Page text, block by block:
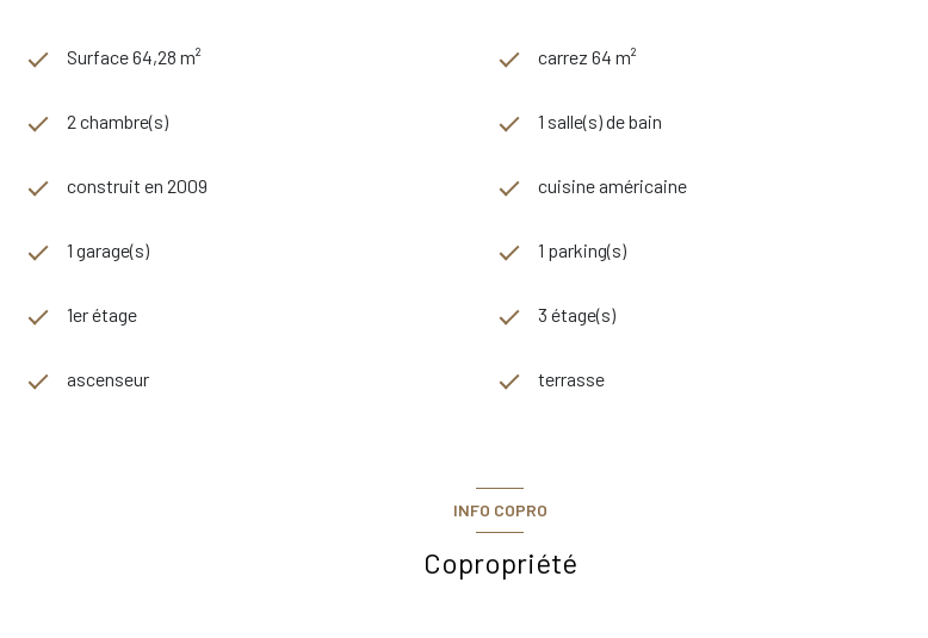
Consommation énergie finale : 79 kWh/m²/an
Prix du bien :179 000 € (honoraires à la charge du vendeur)
Les informations sur les risques liés à ce bien est exposé sont disponibles sur le site Géorisques
Surface 64,28 m² carrez 64 m²
2 chambre(s) 1 salle(s) de bain
construit en 2009 cuisine américaine
1 garage(s) 1 parking(s)
1er étage 3 étage(s)
ascenseur terrasse
INFO COPRO
Copropriété